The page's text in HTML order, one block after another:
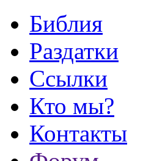
Библия
Раздатки
Ссылки
Кто мы?
Контакты